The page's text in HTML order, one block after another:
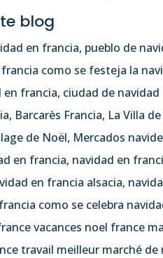
blog
en francia, pueblo de
como se festeja la
francia, ciudad de
Barcarès Francia, La Villa
de Noël, Mercados
en francia, navidad en
en francia alsacia,
como se celebra
vacances noel france
travail meilleur marché